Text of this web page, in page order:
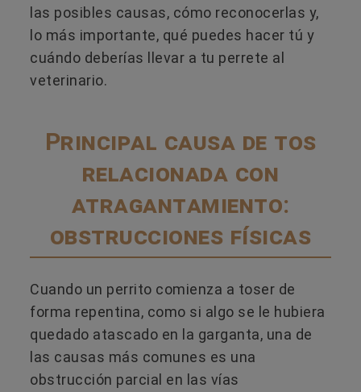
las posibles causas, cómo reconocerlas y,
lo más importante, qué puedes hacer tú y
cuándo deberías llevar a tu perrete al
veterinario.
Principal causa de tos
relacionada con
atragantamiento:
obstrucciones físicas
Cuando un perrito comienza a toser de
forma repentina, como si algo se le hubiera
quedado atascado en la garganta, una de
las causas más comunes es una
obstrucción parcial en las vías